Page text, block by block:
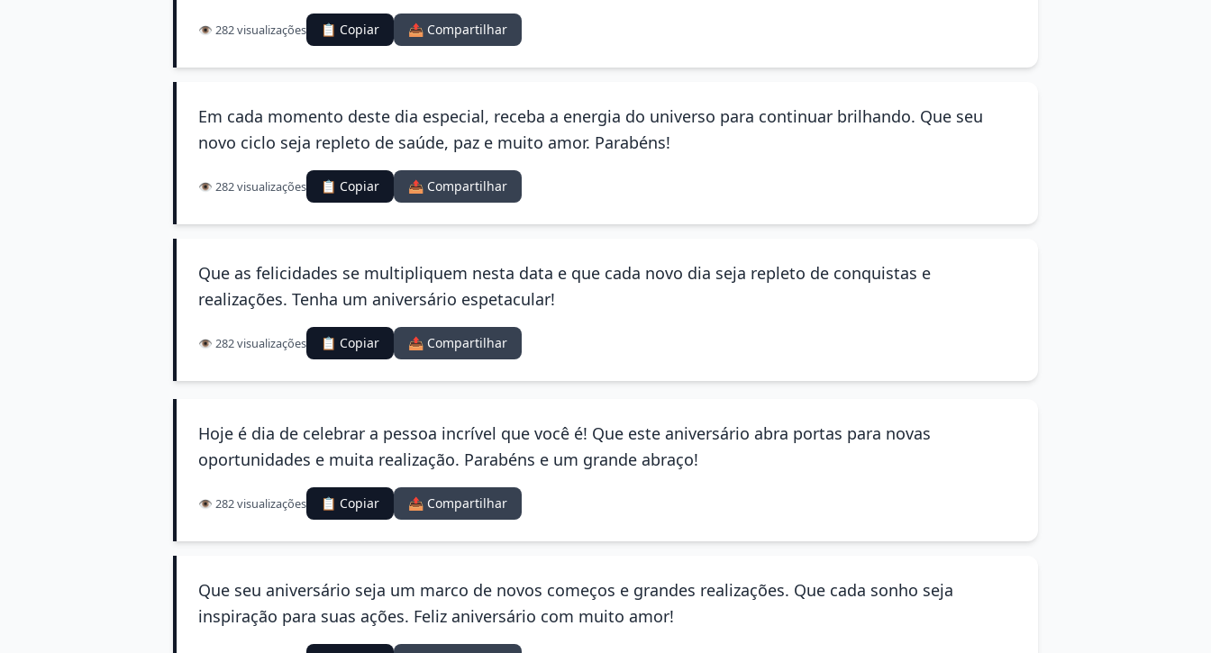
👁️ 282 visualizações 📋 Copiar 📤 Compartilhar
Em cada momento deste dia especial, receba a energia do universo para continuar brilhando. Que seu
novo ciclo seja repleto de saúde, paz e muito amor. Parabéns!
👁️ 282 visualizações 📋 Copiar 📤 Compartilhar
Que as felicidades se multipliquem nesta data e que cada novo dia seja repleto de conquistas e
realizações. Tenha um aniversário espetacular!
👁️ 282 visualizações 📋 Copiar 📤 Compartilhar
Hoje é dia de celebrar a pessoa incrível que você é! Que este aniversário abra portas para novas
oportunidades e muita realização. Parabéns e um grande abraço!
👁️ 282 visualizações 📋 Copiar 📤 Compartilhar
Que seu aniversário seja um marco de novos começos e grandes realizações. Que cada sonho seja
inspiração para suas ações. Feliz aniversário com muito amor!